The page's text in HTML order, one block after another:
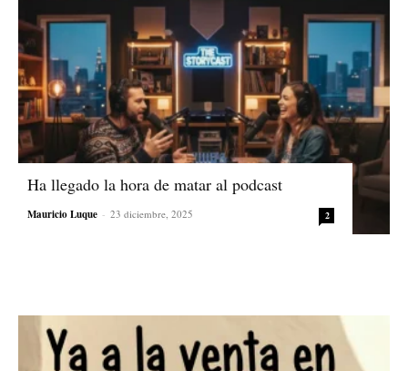
Ha llegado la hora de matar al podcast
Mauricio Luque - 23 diciembre, 2025 2